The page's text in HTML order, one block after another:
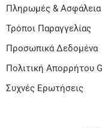
Πληρωμές & Ασφάλεια
Τρόποι Παραγγελίας
Προσωπικά Δεδομένα
Πολιτική Απορρήτου
Συχνές Ερωτήσεις